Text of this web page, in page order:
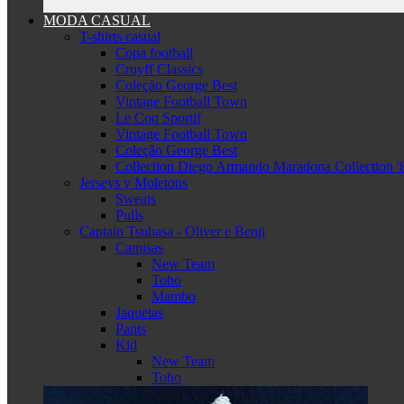
MODA CASUAL
T-shirts casual
Copa football
Cruyff Classics
Coleção George Best
Vintage Football Town
Le Coq Sportif
Vintage Football Town
Coleção George Best
Collection Diego Armando Maradona Collection
Jerseys y Moletons
Sweats
Pulls
Captain Tsubasa - Oliver e Benji
Camisas
New Team
Toho
Mambo
Jaquetas
Pants
Kid
New Team
Toho